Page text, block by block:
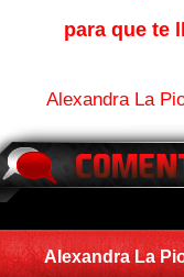
para que te
Alexandra La
Alexandra La